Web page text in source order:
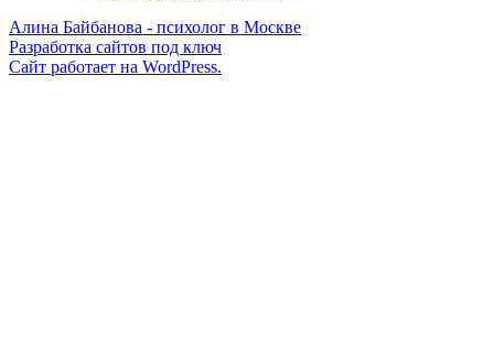
Алина Байбанова - психолог в Москве
Разработка сайтов под ключ
Сайт работает на WordPress.